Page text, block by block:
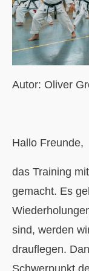
Autor: Oliver
Hallo Freunde,
das Training
gemacht. Es
sind, werden
drauflegen.
Schwerpunkt